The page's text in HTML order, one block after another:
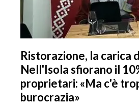
Ristorazione, la carica
Nell'Isola sfiorano il
proprietari: «Ma c'è
burocrazia»